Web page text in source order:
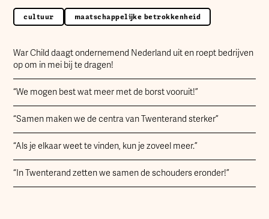
cultuur maatschappelijke betrokkenheid
War Child daagt ondernemend Nederland uit en roept bedrijven
op om in mei bij te dragen!
“We mogen best wat meer met de borst vooruit!”
“Samen maken we de centra van Twenterand sterker”
“Als je elkaar weet te vinden, kun je zoveel meer.”
“In Twenterand zetten we samen de schouders eronder!”